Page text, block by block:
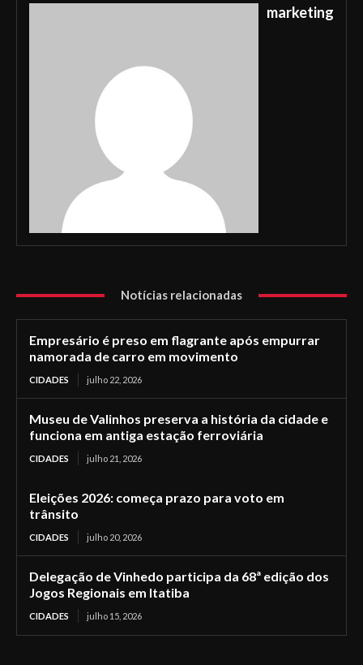
marketing
Notícias relacionadas
Empresário é preso em flagrante após empurrar
namorada de carro em movimento
CIDADES julho 22, 2026
Museu de Valinhos preserva a história da cidade e
funciona em antiga estação ferroviária
CIDADES julho 21, 2026
Eleições 2026: começa prazo para voto em
trânsito
CIDADES julho 20, 2026
Delegação de Vinhedo participa da 68ª edição dos
Jogos Regionais em Itatiba
CIDADES julho 15, 2026